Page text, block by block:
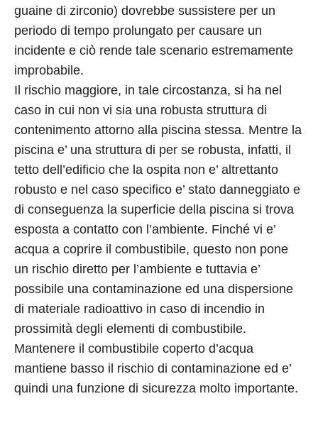
guaine di zirconio) dovrebbe sussistere per un
periodo di tempo prolungato per causare un
incidente e ciò rende tale scenario estremamente
improbabile.
Il rischio maggiore, in tale circostanza, si ha nel
caso in cui non vi sia una robusta struttura di
contenimento attorno alla piscina stessa. Mentre la
piscina e’ una struttura di per se robusta, infatti, il
tetto dell’edificio che la ospita non e’ altrettanto
robusto e nel caso specifico e’ stato danneggiato e
di conseguenza la superficie della piscina si trova
esposta a contatto con l’ambiente. Finché vi e’
acqua a coprire il combustibile, questo non pone
un rischio diretto per l’ambiente e tuttavia e’
possibile una contaminazione ed una dispersione
di materiale radioattivo in caso di incendio in
prossimità degli elementi di combustibile.
Mantenere il combustibile coperto d’acqua
mantiene basso il rischio di contaminazione ed e’
quindi una funzione di sicurezza molto importante.